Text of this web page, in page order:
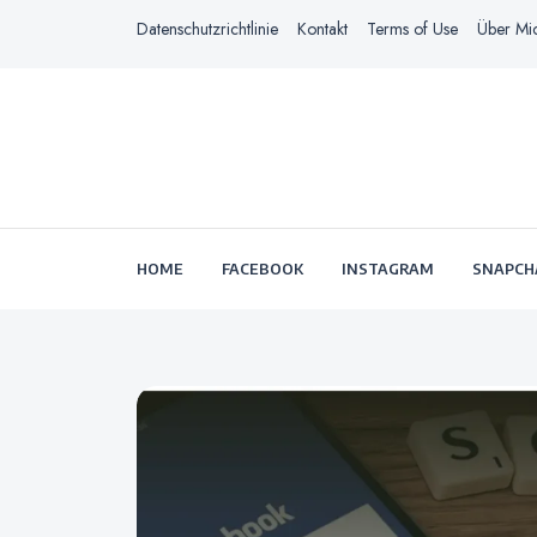
Datenschutzrichtlinie Kontakt Terms of Use Über
HOME FACEBOOK INSTAGRAM